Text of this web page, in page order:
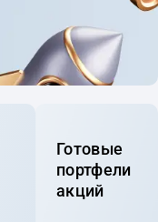
Готовые
портфели
акций